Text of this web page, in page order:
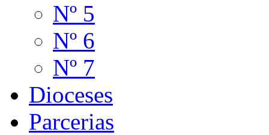
Nº 5
Nº 6
Nº 7
Dioceses
Parcerias